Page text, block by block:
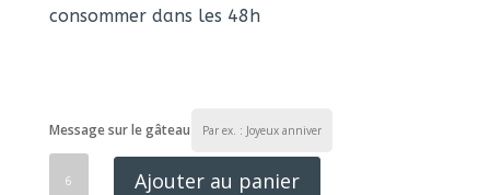
consommer dans les 48h
Message sur le gâteau
quantité
Cannelés Ajouter au panier